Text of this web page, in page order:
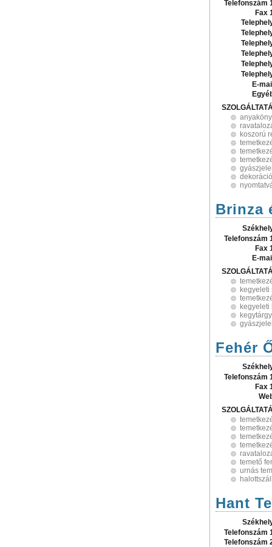
Telefonszám
Fax
E-
koszorú
Brinza
Telefonszám
Fax
E-
kegyeleti
kegyeleti
Fehér
Telefonszám
Fax
temető
urnás
Hant
Telefonszám
Telefonszám